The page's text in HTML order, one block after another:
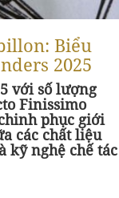
Biểu
2025
với số lượng
Finissimo
phục giới
các chất liệu
kỹ nghệ chế tác